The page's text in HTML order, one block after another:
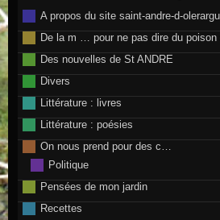
A propos du site saint-andre-d-
De la m … pour ne pas dire du
Des nouvelles de St ANDRE
Divers
Littérature : livres
Littérature : poésies
On nous prend pour des c…
Politique
Pensées de mon jardin
Recettes